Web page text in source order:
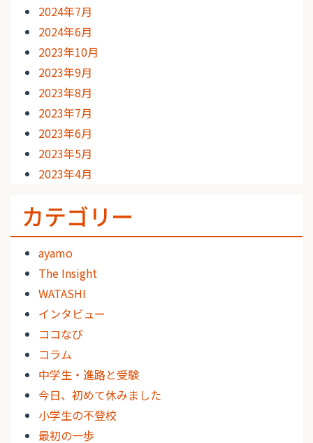
2024年7月
2024年6月
2023年10月
2023年9月
2023年8月
2023年7月
2023年6月
2023年5月
2023年4月
カテゴリー
ayamo
The Insight
WATASHI
インタビュー
ココなび
コラム
中学生・進路と受験
今日、初めて休みました
小学生の不登校
最初の一歩